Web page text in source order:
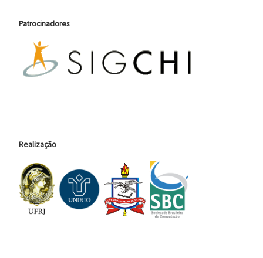
Patrocinadores
Realização